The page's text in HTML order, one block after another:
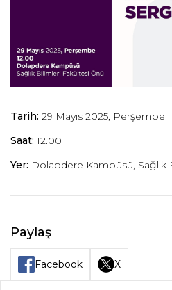
Tarih: 29 Mayıs 2025, Perşembe
Saat: 12.00
Yer: Dolapdere Kampüsü, Sağlık
Paylaş
Facebook X